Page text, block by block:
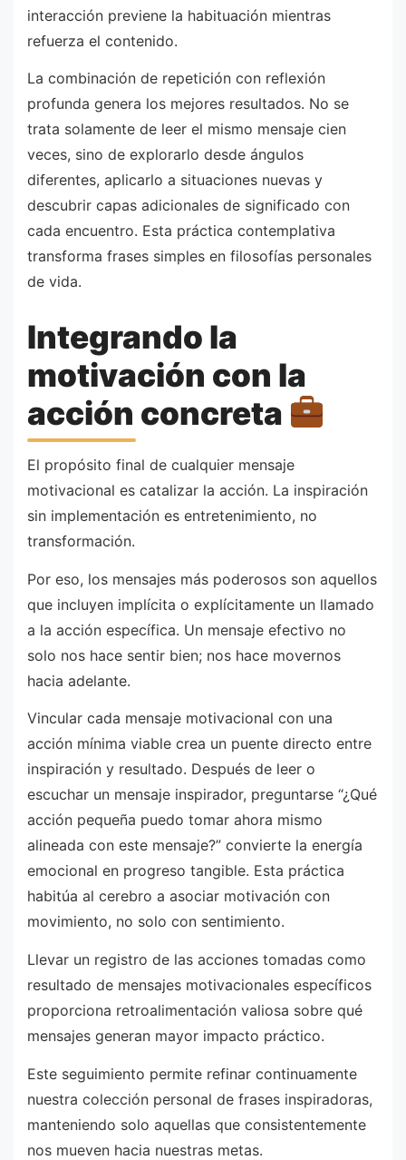
interacción previene la habituación mientras
refuerza el contenido.
La combinación de repetición con reflexión
profunda genera los mejores resultados. No se
trata solamente de leer el mismo mensaje cien
veces, sino de explorarlo desde ángulos
diferentes, aplicarlo a situaciones nuevas y
descubrir capas adicionales de significado con
cada encuentro. Esta práctica contemplativa
transforma frases simples en filosofías personales
de vida.
Integrando la
motivación con la
acción concreta
El propósito final de cualquier mensaje
motivacional es catalizar la acción. La inspiración
sin implementación es entretenimiento, no
transformación.
Por eso, los mensajes más poderosos son aquellos
que incluyen implícita o explícitamente un llamado
a la acción específica. Un mensaje efectivo no
solo nos hace sentir bien; nos hace movernos
hacia adelante.
Vincular cada mensaje motivacional con una
acción mínima viable crea un puente directo entre
inspiración y resultado. Después de leer o
escuchar un mensaje inspirador, preguntarse “¿Qué
acción pequeña puedo tomar ahora mismo
alineada con este mensaje?” convierte la energía
emocional en progreso tangible. Esta práctica
habitúa al cerebro a asociar motivación con
movimiento, no solo con sentimiento.
Llevar un registro de las acciones tomadas como
resultado de mensajes motivacionales específicos
proporciona retroalimentación valiosa sobre qué
mensajes generan mayor impacto práctico.
Este seguimiento permite refinar continuamente
nuestra colección personal de frases inspiradoras,
manteniendo solo aquellas que consistentemente
nos mueven hacia nuestras metas.